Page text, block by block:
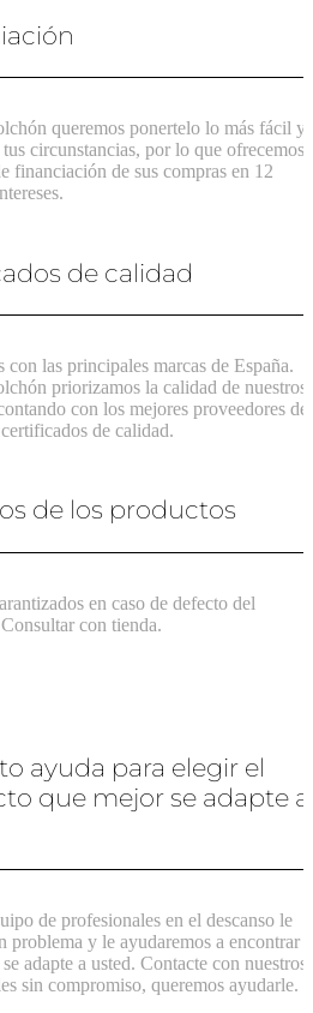
queremos ponertelo lo más fácil y
tus circunstancias, por lo que ofrecemos
financiación de sus compras en 12
de calidad
con las principales marcas de España.
priorizamos la calidad de nuestros
con los mejores proveedores del
de calidad.
de los productos
en caso de defecto del
con tienda.
ayuda para elegir el
que mejor se adapte a
de profesionales en el descanso le
problema y le ayudaremos a encontrar
adapte a usted. Contacte con nuestros
sin compromiso, queremos ayudarle.